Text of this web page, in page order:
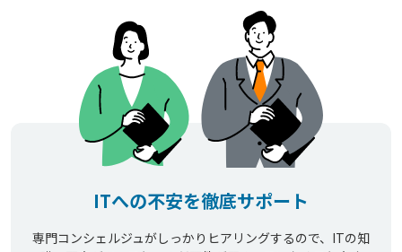
ITへの不安を徹底サポート
専門コンシェルジュがしっかりヒアリングするので、ITの知